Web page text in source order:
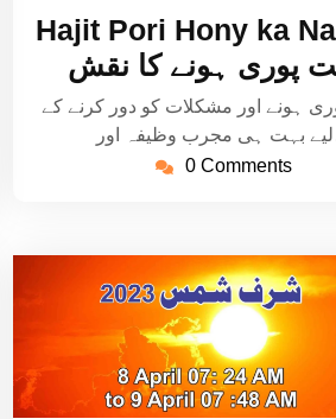
2025
Hajit Pori Hony ka
پوری ہونے کا نقش
ہونے اور مشکلات کو دور کرنے کے
0 Comments